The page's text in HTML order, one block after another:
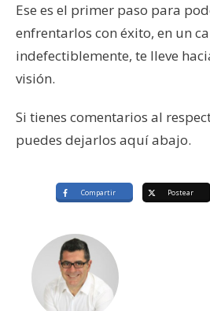
Ese es el primer paso para
enfrentarlos con éxito, en un
indefectiblemente, te lleve
visión.
Si tienes comentarios al
puedes dejarlos aquí abajo.
Compartir Postear